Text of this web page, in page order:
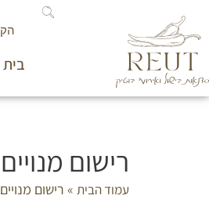
בית
רישום מנויים
עמוד הבית » רישום מנויים